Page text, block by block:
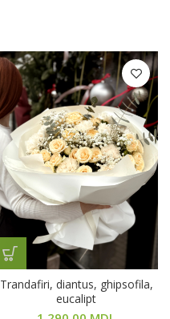
Trandafiri, diantus, ghipsofila,
eucalipt